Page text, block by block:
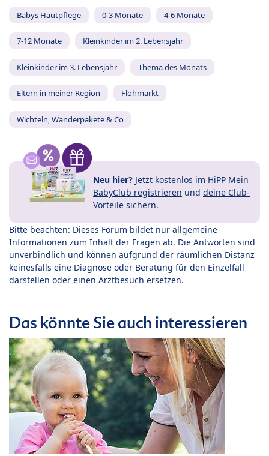
Babys Hautpflege 0-3 Monate 4-6 Monate
7-12 Monate Kleinkinder im 2. Lebensjahr
Kleinkinder im 3. Lebensjahr Thema des Monats
Eltern in meiner Region Flohmarkt
Wichteln, Wanderpakete & Co
Neu hier? Jetzt kostenlos im HiPP Mein
BabyClub registrieren und deine Club-
Vorteile sichern.
Bitte beachten: Dieses Forum bildet nur allgemeine
Informationen zum Inhalt der Fragen ab. Die Antworten sind
unverbindlich und können aufgrund der räumlichen Distanz
keinesfalls eine Diagnose oder Beratung für den Einzelfall
darstellen oder einen Arztbesuch ersetzen.
Das könnte Sie auch interessieren